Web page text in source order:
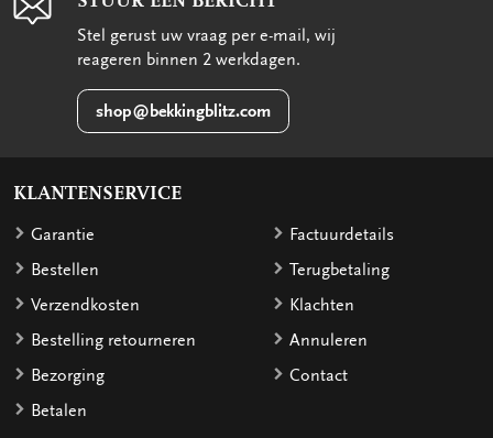
Stel gerust uw vraag per e-mail, wij
reageren binnen 2 werkdagen.
shop@bekkingblitz.com
KLANTENSERVICE
Garantie
Bestellen
Verzendkosten
Bestelling retourneren
Bezorging
Betalen
Factuurdetails
Terugbetaling
Klachten
Annuleren
Contact